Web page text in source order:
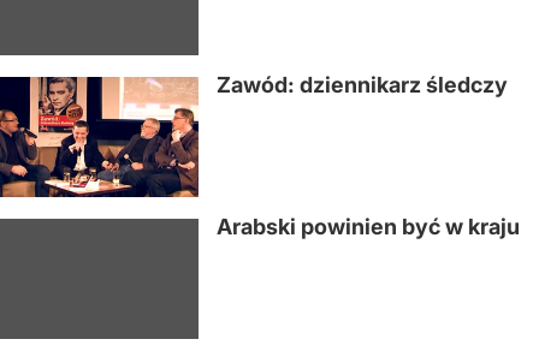
Zawód: dziennikarz śledczy
Arabski powinien być w kraju